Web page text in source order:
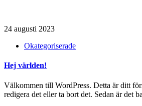
24 augusti 2023
Okategoriserade
Hej världen!
Välkommen till WordPress. Detta är ditt
redigera det eller ta bort det. Sedan är det